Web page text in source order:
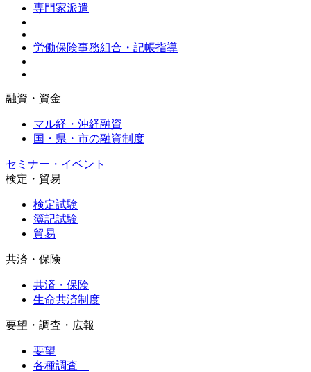
専門家派遣
労働保険事務組合・記帳指導
融資・資金
マル経・沖経融資
国・県・市の融資制度
セミナー・イベント
検定・貿易
検定試験
簿記試験
貿易
共済・保険
共済・保険
生命共済制度
要望・調査・広報
要望
各種調査